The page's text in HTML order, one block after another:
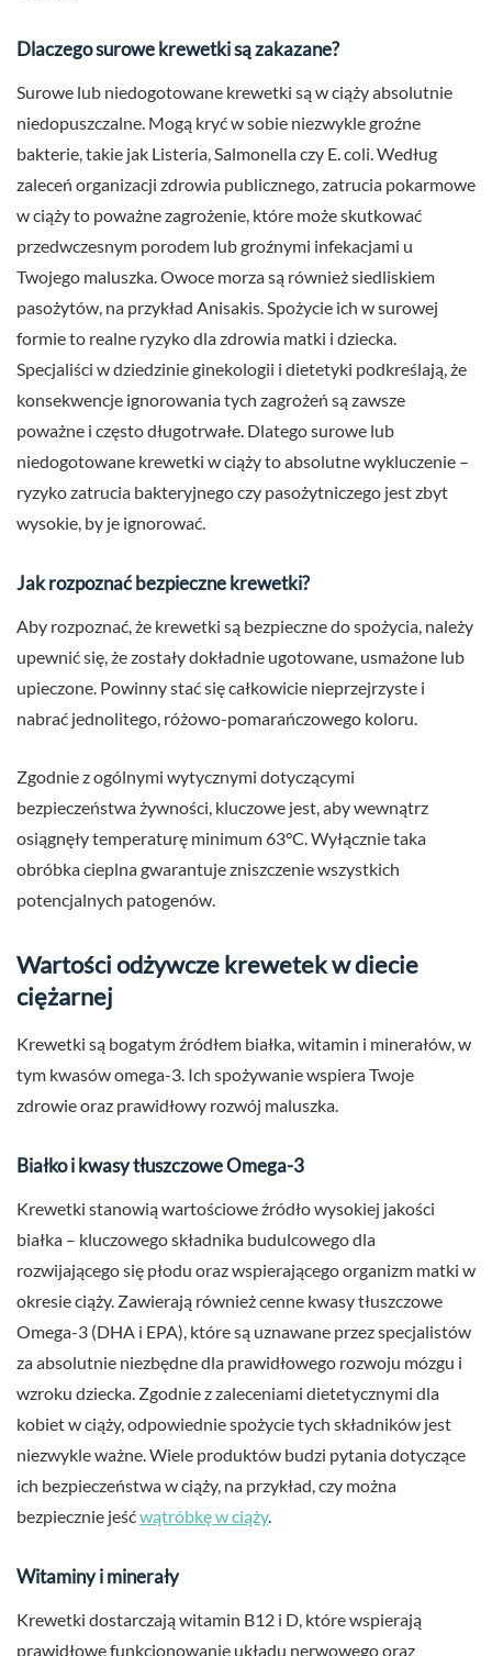
Dlaczego surowe krewetki są zakazane?
Surowe lub niedogotowane krewetki są w ciąży absolutnie
niedopuszczalne. Mogą kryć w sobie niezwykle groźne
bakterie, takie jak Listeria, Salmonella czy E. coli. Według
zaleceń organizacji zdrowia publicznego, zatrucia pokarmowe
w ciąży to poważne zagrożenie, które może skutkować
przedwczesnym porodem lub groźnymi infekacjami u
Twojego maluszka. Owoce morza są również siedliskiem
pasożytów, na przykład Anisakis. Spożycie ich w surowej
formie to realne ryzyko dla zdrowia matki i dziecka.
Specjaliści w dziedzinie ginekologii i dietetyki podkreślają, że
konsekwencje ignorowania tych zagrożeń są zawsze
poważne i często długotrwałe. Dlatego surowe lub
niedogotowane krewetki w ciąży to absolutne wykluczenie –
ryzyko zatrucia bakteryjnego czy pasożytniczego jest zbyt
wysokie, by je ignorować.
Jak rozpoznać bezpieczne krewetki?
Aby rozpoznać, że krewetki są bezpieczne do spożycia, należy
upewnić się, że zostały dokładnie ugotowane, usmażone lub
upieczone. Powinny stać się całkowicie nieprzejrzyste i
nabrać jednolitego, różowo-pomarańczowego koloru.
Zgodnie z ogólnymi wytycznymi dotyczącymi
bezpieczeństwa żywności, kluczowe jest, aby wewnątrz
osiągnęły temperaturę minimum 63°C. Wyłącznie taka
obróbka cieplna gwarantuje zniszczenie wszystkich
potencjalnych patogenów.
Wartości odżywcze krewetek w diecie
ciężarnej
Krewetki są bogatym źródłem białka, witamin i minerałów, w
tym kwasów omega-3. Ich spożywanie wspiera Twoje
zdrowie oraz prawidłowy rozwój maluszka.
Białko i kwasy tłuszczowe Omega-3
Krewetki stanowią wartościowe źródło wysokiej jakości
białka – kluczowego składnika budulcowego dla
rozwijającego się płodu oraz wspierającego organizm matki w
okresie ciąży. Zawierają również cenne kwasy tłuszczowe
Omega-3 (DHA i EPA), które są uznawane przez specjalistów
za absolutnie niezbędne dla prawidłowego rozwoju mózgu i
wzroku dziecka. Zgodnie z zaleceniami dietetycznymi dla
kobiet w ciąży, odpowiednie spożycie tych składników jest
niezwykle ważne. Wiele produktów budzi pytania dotyczące
ich bezpieczeństwa w ciąży, na przykład, czy można
bezpiecznie jeśćwątróbkę w ciąży.
Witaminy i minerały
Krewetki dostarczają witamin B12 i D, które wspierają
prawidłowe funkcjonowanie układu nerwowego oraz